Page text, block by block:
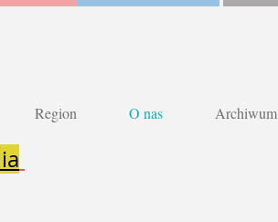
Region O nas Archiwum